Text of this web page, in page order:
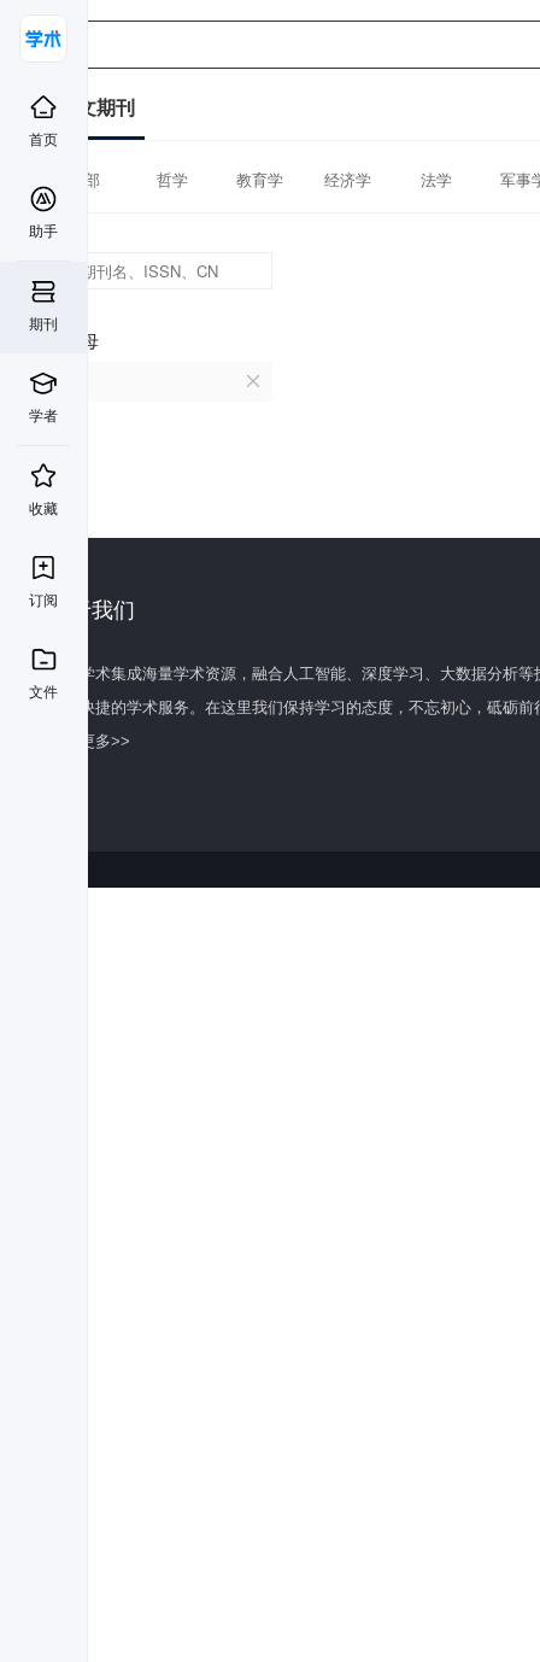
首页
助手
期刊
学者
收藏
订阅
文件
中文期刊
全部 哲学 教育学 经济学 法学 军事
首字母
D
关于我们
百度学术集成海量学术资源，融合人工智能、深度学习、大数据分析
全面快捷的学术服务。在这里我们保持学习的态度，不忘初心，砥砺前
了解更多>>